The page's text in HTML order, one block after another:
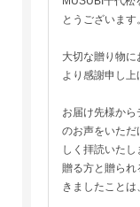
とうございます
大切な贈り物
より感謝申し上
お届け先様か
のお声をいただ
しく拝読いたし
贈る方と贈られ
きましたことは